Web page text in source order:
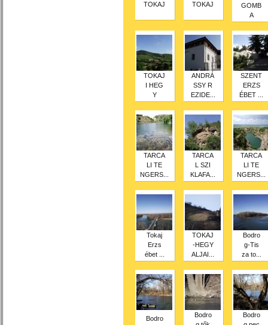
TOKAJ TOKAJ
GOMB
A
TOKAJ
I HEG
Y
ANDRÁ
SSY R
EZIDE...
SZENT
ERZS
ÉBET ...
TARCA
LI TE
NGERS...
TARCA
L SZI
KLAFA...
TARCA
LI TE
NGERS...
Tokaj
Erzs
ébet ...
TOKAJ
-HEGY
ALJAI...
Bodro
g-Tis
za to...
Bodro
Bodro
Bodro